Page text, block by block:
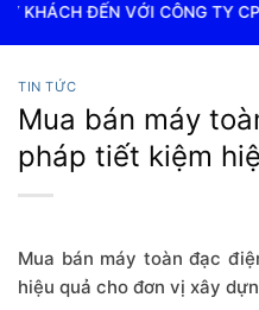
TY CP PHÁT TRIỂN
TIN TỨC
Mua bán máy
pháp tiết kiệm
Mua bán máy toàn đạc
hiệu quả cho đơn vị xây